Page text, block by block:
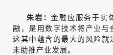
朱岩：金融应服务于实
融，是用数字技术将产业与
这其中蕴含的最大的风险
未助推产业发展。